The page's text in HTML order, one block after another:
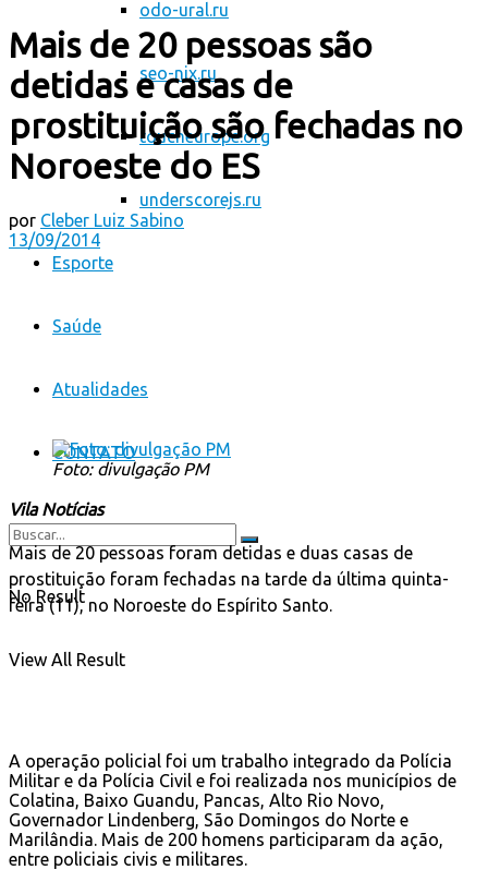
odo-ural.ru
seo-nix.ru
toucheurope.org
underscorejs.ru
Esporte
Saúde
Atualidades
CONTATO
No Result
View All Result
Mais de 20 pessoas são
detidas e casas de
prostituição são fechadas no
Noroeste do ES
por Cleber Luiz Sabino
13/09/2014
Foto: divulgação PM
Vila Notícias
Mais de 20 pessoas foram detidas e duas casas de
prostituição foram fechadas na tarde da última quinta-
feira (11), no Noroeste do Espírito Santo.
A operação policial foi um trabalho integrado da Polícia
Militar e da Polícia Civil e foi realizada nos municípios de
Colatina, Baixo Guandu, Pancas, Alto Rio Novo,
Governador Lindenberg, São Domingos do Norte e
Marilândia. Mais de 200 homens participaram da ação,
entre policiais civis e militares.